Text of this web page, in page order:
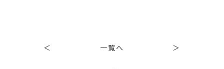
＜ 一覧へ ＞